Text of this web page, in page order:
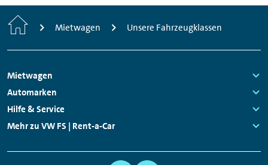
Start Mietwagen Unsere Fahrzeugklassen
Footer
Navigation
Mietwagen
Links:
Automarken
Links:
Hilfe & Service
Links:
Mehr zu VW FS | Rent-a-Car